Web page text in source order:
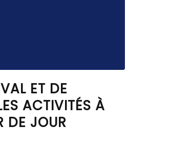
ET DE
ACTIVITÉS À
DE JOUR